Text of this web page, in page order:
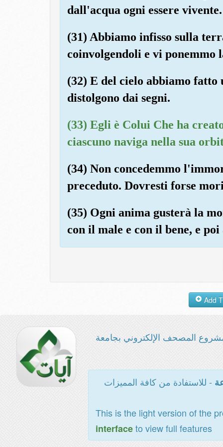
dall'acqua ogni essere
(31) Abbiamo infisso sulla
coinvolgendoli e vi ponemmo
(32) E del cielo abbiamo fatto
distolgono dai segni.
(33) Egli è Colui Che ha
ciascuno naviga nella sua
(34) Non concedemmo
preceduto. Dovresti forse
(35) Ogni anima gusterà la
con il male e con il bene, e
المصحف الإلكتروني بجامعة
- للاستفادة من كافة المميزات
This is the light version of the
interfaceto view full features